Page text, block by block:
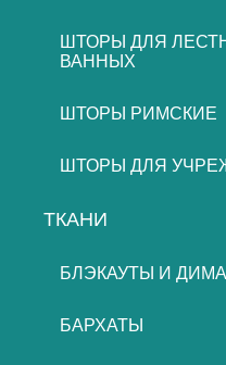
ШТОРЫ ДЛЯ
ВАННЫХ
ШТОРЫ РИМСКИЕ
ШТОРЫ ДЛЯ
ТКАНИ
БЛЭКАУТЫ И
БАРХАТЫ